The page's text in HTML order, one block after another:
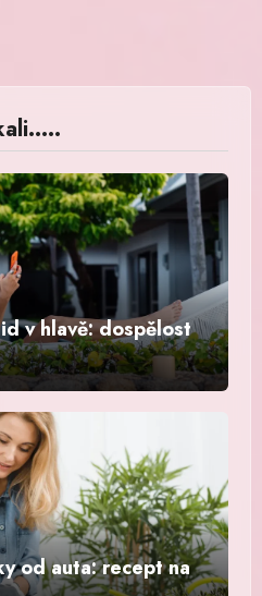
v hlavě: dospělost
od auta: recept na